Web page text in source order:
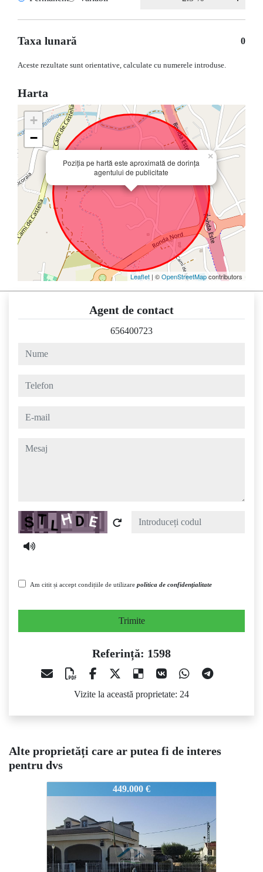
Taxa lunară 0
Aceste rezultate sunt orientative, calculate cu numerele introduse.
Harta
Poziția pe hartă este aproximată de dorința
agentului de publicitate
×
+
−
Leaflet | ©OpenStreetMapcontributors
Agent de contact
656400723
nume
telefon
e-mail
mesaj
Captcha
Am citit și accept condițiile de utilizare politica de confidențialitate
Trimite
Referință: 1598
Vizite la această proprietate: 24
Alte proprietăți care ar putea fi de interes
pentru dvs
449.000 €